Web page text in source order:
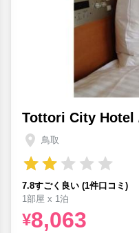
Tottori City Hotel
鳥取
7.8すごく良い (1件口コミ)
1部屋 x 1泊
¥8,063